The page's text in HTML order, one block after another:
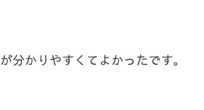
分かりやすくてよかったです。